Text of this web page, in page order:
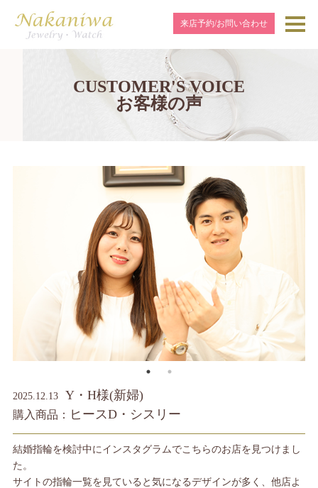
来店予約/お問い合わせ
CUSTOMER'S VOICE
お客様の声
2025.12.13 Y・H様(新婦)
購入商品： ヒースD・シスリー
結婚指輪を検討中にインスタグラムでこちらのお店を見つけまし
た。
サイトの指輪一覧を見ていると気になるデザインが多く、他店よ